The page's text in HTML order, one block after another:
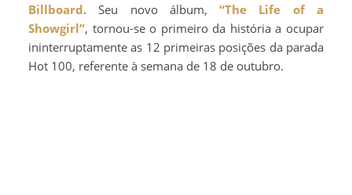
Billboard. Seu novo álbum,“The Life of a
Showgirl”, tornou-se o primeiro da história a ocupar
ininterruptamente as 12 primeiras posições da parada
Hot 100, referente à semana de 18 de outubro.